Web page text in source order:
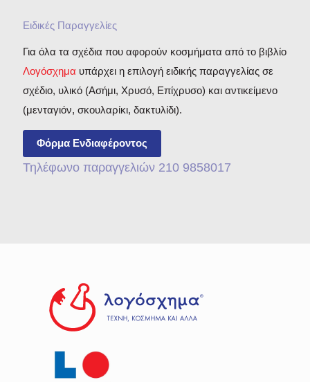
Ειδικές Παραγγελίες
Για όλα τα σχέδια που αφορούν κοσμήματα από το βιβλίο
Λογόσχημα υπάρχει η επιλογή ειδικής παραγγελίας σε
σχέδιο, υλικό (Ασήμι, Χρυσό, Επίχρυσο) και αντικείμενο
(μενταγιόν, σκουλαρίκι, δακτυλίδι).
Φόρμα Ενδιαφέροντος
Τηλέφωνο παραγγελιών 210 9858017